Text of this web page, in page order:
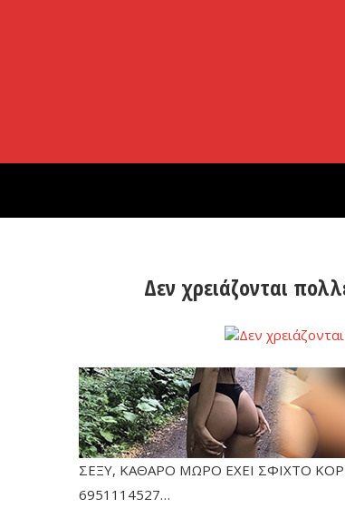
Δεν χρειάζονται
ΣΕΞΥ, ΚΑΘΑΡΟ ΜΩΡΟ ΕΧΕΙ ΣΦΙΧΤΟ
6951114527…